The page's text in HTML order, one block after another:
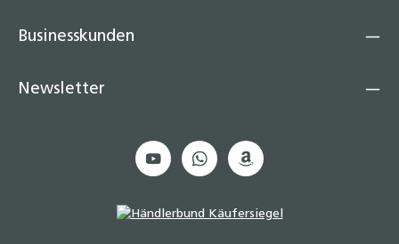
Businesskunden
Newsletter